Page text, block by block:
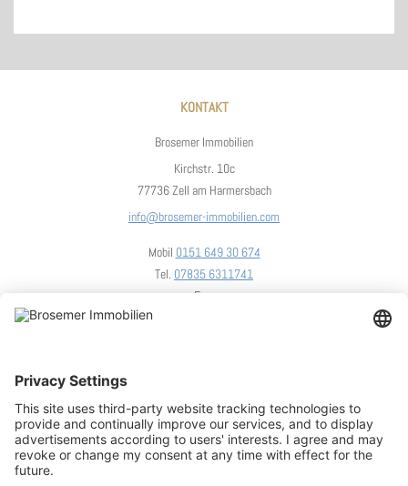
KONTAKT
Brosemer Immobilien
Kirchstr. 10c
77736 Zell am Harmersbach
info@brosemer-immobilien.com
Mobil 0151 649 30 674
Tel. 07835 6311741
Fax.
We need your consent to load the
OpenStreetMap service!